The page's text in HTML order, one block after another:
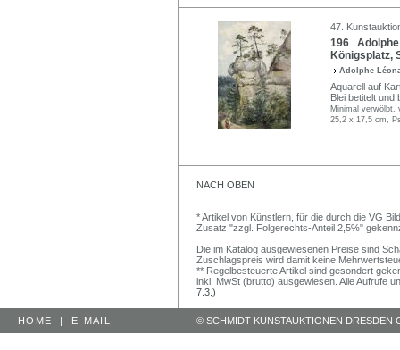
47.
196 Adolphe
Königsplatz,
Adolphe
Aquarell auf
Blei betitelt und
Minimal verwölbt,
25,2 x 17,5 cm,
NACH OBEN
* Artikel von Künstlern, für die durch die VG
Zusatz "zzgl. Folgerechts-Anteil 2,5%"
Die im Katalog ausgewiesenen Preise sind
Zuschlagspreis wird damit keine
** Regelbesteuerte Artikel sind gesondert
inkl. MwSt (brutto) ausgewiesen. Alle Aufrufe
7.3.)
HOME | E-MAIL © SCHMIDT KUNSTAUKTIONEN DRESDEN